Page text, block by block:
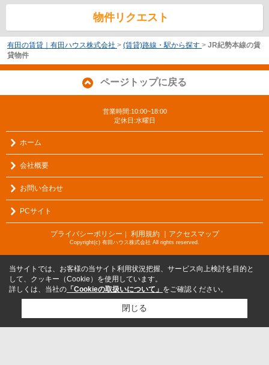
物件リクエスト
有田の賃貸｜有田ハウス株式会社 > (賃貸)路線・駅から探す > JR紀勢本線の賃
貸物件
ページトップに戻る
営業時間:10:00~18:00
定休日:水曜日
ホーム
会社概要
お問い合わせ
PCサイト
プライバシーポリシー ｜ 利用規約 ｜アクセスマップ
Copyright(c) 有田ハウス株式会社 All rights reserved.
当サイトでは、お客様の当サイト利用状況把握、サービス向上検討を目的と
して、クッキー（Cookie）を使用しています。
詳しくは、当社の 「Cookieの取扱いについて」 をご確認ください。
閉じる